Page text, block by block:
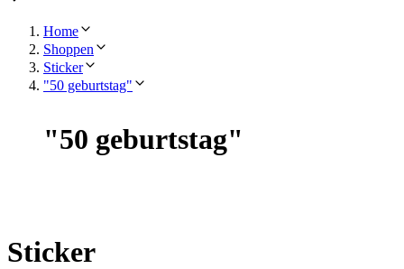
Home
Shoppen
Sticker
"50 geburtstag"
"50 geburtstag"
Sticker